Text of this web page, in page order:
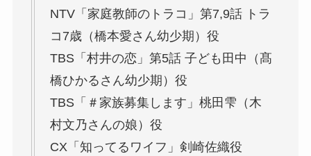
NTV「家庭教師のトラコ」第7,9話 トラ
コ7歳（橋本愛さん幼少期）役
TBS「村井の恋」第5話 子ども田中（髙
橋ひかるさん幼少期）役
TBS「＃家族募集します」桃田雫（木
村文乃さんの娘）役
CX「知ってるワイフ」剣崎佐織役